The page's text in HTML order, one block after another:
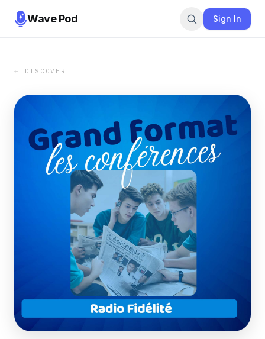
Wave Pod Sign In
← DISCOVER